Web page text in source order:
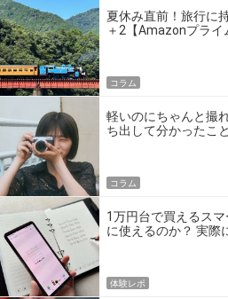
夏休み直前！旅行に
＋2【Amazonプライ
コラム
軽いのにちゃんと撮
ち出して分かったこと
コラム
1万円台で買えるスマ
に使えるのか？ 実際
体験レポ